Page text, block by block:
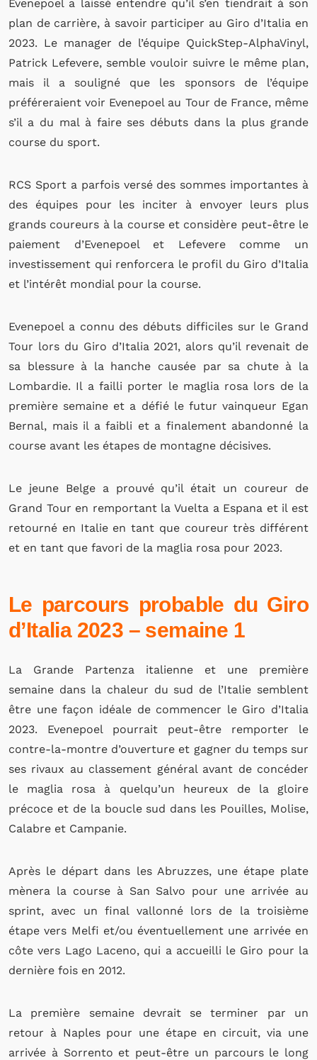
Evenepoel a laissé entendre qu’il s’en tiendrait à son
plan de carrière, à savoir participer au Giro d’Italia en
2023. Le manager de l’équipe QuickStep-AlphaVinyl,
Patrick Lefevere, semble vouloir suivre le même plan,
mais il a souligné que les sponsors de l’équipe
préféreraient voir Evenepoel au Tour de France, même
s’il a du mal à faire ses débuts dans la plus grande
course du sport.
RCS Sport a parfois versé des sommes importantes à
des équipes pour les inciter à envoyer leurs plus
grands coureurs à la course et considère peut-être le
paiement d’Evenepoel et Lefevere comme un
investissement qui renforcera le profil du Giro d’Italia
et l’intérêt mondial pour la course.
Evenepoel a connu des débuts difficiles sur le Grand
Tour lors du Giro d’Italia 2021, alors qu’il revenait de
sa blessure à la hanche causée par sa chute à la
Lombardie. Il a failli porter le maglia rosa lors de la
première semaine et a défié le futur vainqueur Egan
Bernal, mais il a faibli et a finalement abandonné la
course avant les étapes de montagne décisives.
Le jeune Belge a prouvé qu’il était un coureur de
Grand Tour en remportant la Vuelta a Espana et il est
retourné en Italie en tant que coureur très différent
et en tant que favori de la maglia rosa pour 2023.
Le parcours probable du Giro
d’Italia 2023 – semaine 1
La Grande Partenza italienne et une première
semaine dans la chaleur du sud de l’Italie semblent
être une façon idéale de commencer le Giro d’Italia
2023. Evenepoel pourrait peut-être remporter le
contre-la-montre d’ouverture et gagner du temps sur
ses rivaux au classement général avant de concéder
le maglia rosa à quelqu’un heureux de la gloire
précoce et de la boucle sud dans les Pouilles, Molise,
Calabre et Campanie.
Après le départ dans les Abruzzes, une étape plate
mènera la course à San Salvo pour une arrivée au
sprint, avec un final vallonné lors de la troisième
étape vers Melfi et/ou éventuellement une arrivée en
côte vers Lago Laceno, qui a accueilli le Giro pour la
dernière fois en 2012.
La première semaine devrait se terminer par un
retour à Naples pour une étape en circuit, via une
arrivée à Sorrento et peut-être un parcours le long